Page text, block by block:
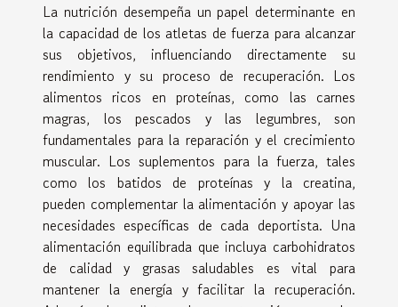
La nutrición desempeña un papel determinante en
la capacidad de los atletas de fuerza para alcanzar
sus objetivos, influenciando directamente su
rendimiento y su proceso de recuperación. Los
alimentos ricos en proteínas, como las carnes
magras, los pescados y las legumbres, son
fundamentales para la reparación y el crecimiento
muscular. Los suplementos para la fuerza, tales
como los batidos de proteínas y la creatina,
pueden complementar la alimentación y apoyar las
necesidades específicas de cada deportista. Una
alimentación equilibrada que incluya carbohidratos
de calidad y grasas saludables es vital para
mantener la energía y facilitar la recuperación.